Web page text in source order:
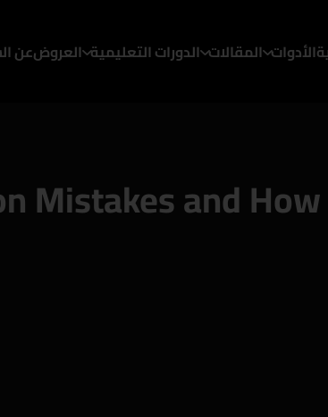
الأدوات المقالات الدورات التعليمية العروضعن
Mistakes and